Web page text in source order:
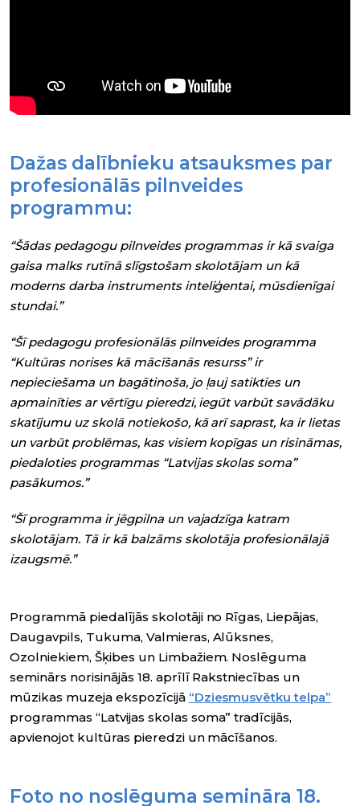
Dažas dalībnieku atsauksmes par
profesionālās pilnveides
programmu:
“Šādas pedagogu pilnveides programmas ir kā svaiga
gaisa malks rutīnā slīgstošam skolotājam un kā
moderns darba instruments inteliģentai, mūsdienīgai
stundai.”
“Šī pedagogu profesionālās pilnveides programma
“Kultūras norises kā mācīšanās resurss” ir
nepieciešama un bagātinoša, jo ļauj satikties un
apmainīties ar vērtīgu pieredzi, iegūt varbūt savādāku
skatījumu uz skolā notiekošo, kā arī saprast, ka ir lietas
un varbūt problēmas, kas visiem kopīgas un risināmas,
piedaloties programmas “Latvijas skolas soma”
pasākumos.”
“Šī programma ir jēgpilna un vajadzīga katram
skolotājam. Tā ir kā balzāms skolotāja profesionālajā
izaugsmē.”
Programmā piedalījās skolotāji no Rīgas, Liepājas,
Daugavpils, Tukuma, Valmieras, Alūksnes,
Ozolniekiem, Šķibes un Limbažiem. Noslēguma
seminārs norisinājās 18. aprīlī Rakstniecības un
mūzikas muzeja ekspozīcijā “Dziesmusvētku telpa”
programmas “Latvijas skolas soma” tradīcijās,
apvienojot kultūras pieredzi un mācīšanos.
Foto no noslēguma semināra 18.